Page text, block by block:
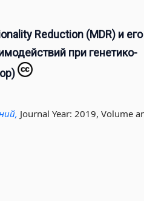
Reduction (MDR) и
при генетико-
Journal Year: 2019, Volume